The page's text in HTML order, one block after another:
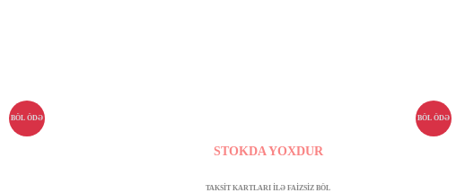
BÖL ÖDƏ
TAKSİT KARTLARI İLƏ FAİZSİZ BÖL
BÖL ÖDƏ
STOKDA YOXDUR